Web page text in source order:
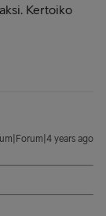
Kertoiko
years ago